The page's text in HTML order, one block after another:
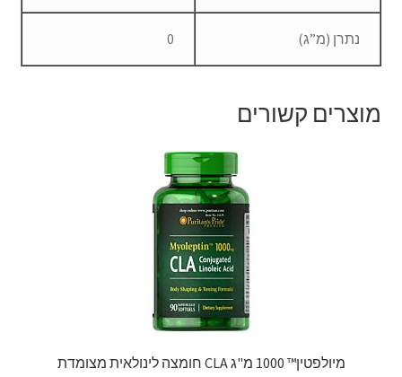
נתרן (מ”ג) 0
מוצרים קשורים
מיולפטין™ 1000 מ"ג CLA חומצה לינולאית מצומדת